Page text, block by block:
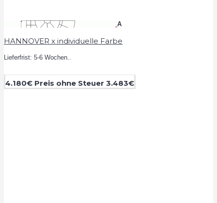
A
HANNOVER x individuelle Farbe
Lieferfrist: 5-6 Wochen..
4.180€ Preis ohne Steuer 3.483€